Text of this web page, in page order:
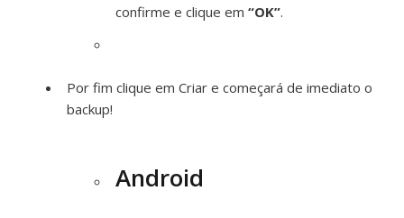
confirme e clique em “OK”.
Por fim clique em Criar e começará de imediato o
backup!
Android